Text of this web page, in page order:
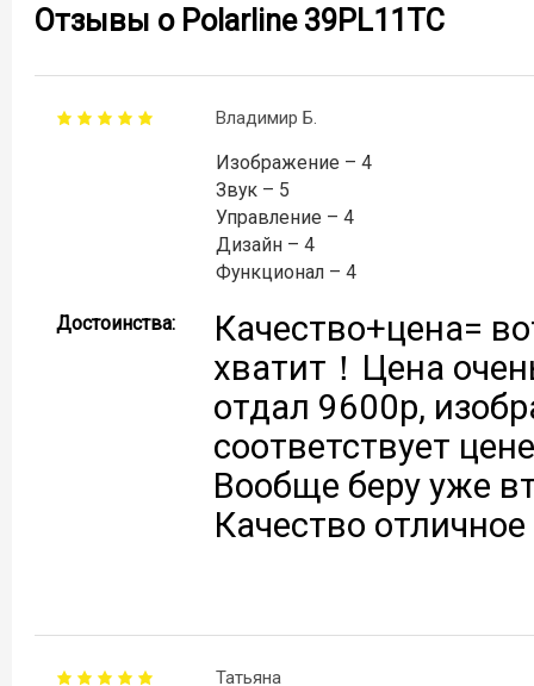
Отзывы о Polarline 39PL11TC
Владимир Б.
Изображение – 4
Звук – 5
Управление – 4
Дизайн – 4
Функционал – 4
Достоинства:
Качество+цена=
хватит！Цена
отдал 9600р,
соответствует
Вообще беру уже
Качество отличное
Татьяна